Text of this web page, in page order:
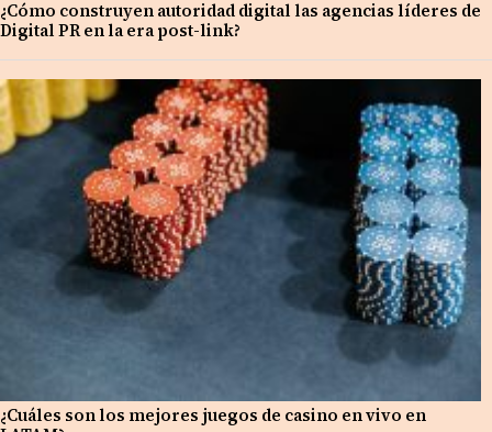
¿Cómo construyen autoridad digital las agencias líderes de
Digital PR en la era post-link?
¿Cuáles son los mejores juegos de casino en vivo en